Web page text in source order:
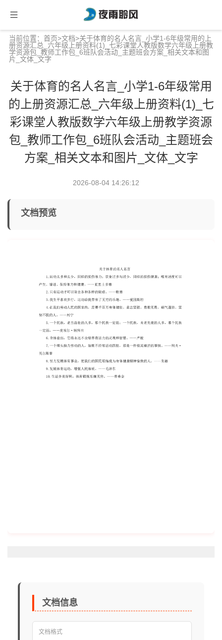
当前位置： 首页>文档>关于体育的名人名言_小学1-6年级常用的上
册资源汇总_六年级上册资料(1)_七彩课堂人教版数学六年级上册教
学资源包_教师工作包_6班队会活动_主题班会方案_相关文本和图
片_文体_文字
关于体育的名人名言_小学1-6年级常用
的上册资源汇总_六年级上册资料(1)_七
彩课堂人教版数学六年级上册教学资源
包_教师工作包_6班队会活动_主题班会
方案_相关文本和图片_文体_文字
2026-08-04 14:26:12
文档预览
文档信息
文档格式